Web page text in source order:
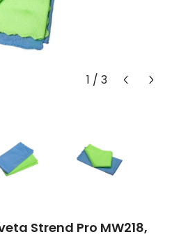
1 / 3
Strend Pro MW218,